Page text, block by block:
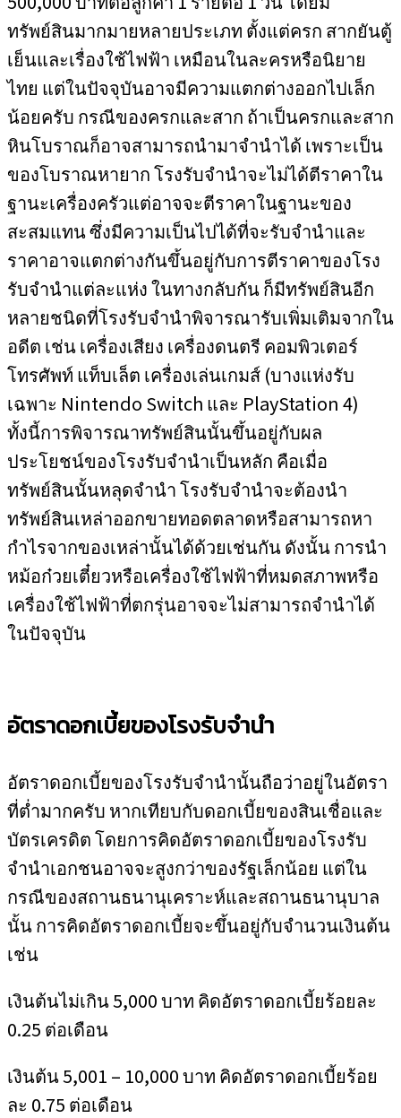
ทรัพย์สินมากมายหลายประเภท ตั้งแต่ครก สากยันตู้
เย็นและเรื่องใช้ไฟฟ้า เหมือนในละครหรือนิยาย
ไทย แต่ในปัจจุบันอาจมีความแตกต่างออกไปเล็ก
น้อยครับ กรณีของครกและสาก ถ้าเป็นครกและสาก
หินโบราณก็อาจสามารถนำมาจำนำได้ เพราะเป็น
ของโบราณหายาก โรงรับจำนำจะไม่ได้ตีราคาใน
ฐานะเครื่องครัวแต่อาจจะตีราคาในฐานะของ
สะสมแทน ซึ่งมีความเป็นไปได้ที่จะรับจำนำและ
ราคาอาจแตกต่างกันขึ้นอยู่กับการตีราคาของโรง
รับจำนำแต่ละแห่ง ในทางกลับกัน ก็มีทรัพย์สินอีก
หลายชนิดที่โรงรับจำนำพิจารณารับเพิ่มเติมจากใน
อดีต เช่น เครื่องเสียง เครื่องดนตรี คอมพิวเตอร์
โทรศัพท์ แท็บเล็ต เครื่องเล่นเกมส์ (บางแห่งรับ
เฉพาะ Nintendo Switch และ PlayStation 4)
ทั้งนี้การพิจารณาทรัพย์สินนั้นขึ้นอยู่กับผล
ประโยชน์ของโรงรับจำนำเป็นหลัก คือเมื่อ
ทรัพย์สินนั้นหลุดจำนำ โรงรับจำนำจะต้องนำ
ทรัพย์สินเหล่าออกขายทอดตลาดหรือสามารถหา
กำไรจากของเหล่านั้นได้ด้วยเช่นกัน ดังนั้น การนำ
หม้อก๋วยเตี๋ยวหรือเครื่องใช้ไฟฟ้าที่หมดสภาพหรือ
เครื่องใช้ไฟฟ้าที่ตกรุ่นอาจจะไม่สามารถจำนำได้
ในปัจจุบัน
อัตราดอกเบี้ยของโรงรับจำนำ
อัตราดอกเบี้ยของโรงรับจำนำนั้นถือว่าอยู่ในอัตรา
ที่ต่ำมากครับ หากเทียบกับดอกเบี้ยของสินเชื่อและ
บัตรเครดิต โดยการคิดอัตราดอกเบี้ยของโรงรับ
จำนำเอกชนอาจจะสูงกว่าของรัฐเล็กน้อย แต่ใน
กรณีของสถานธนานุเคราะห์และสถานธนานุบาล
นั้น การคิดอัตราดอกเบี้ยจะขึ้นอยู่กับจำนวนเงินต้น
เช่น
เงินต้นไม่เกิน 5,000 บาท คิดอัตราดอกเบี้ยร้อยละ
0.25 ต่อเดือน
เงินต้น 5,001 – 10,000 บาท คิดอัตราดอกเบี้ยร้อย
ละ 0.75 ต่อเดือน